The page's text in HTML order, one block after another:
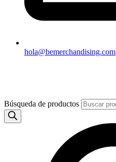
hola@bemerchandising.com
Búsqueda de productos